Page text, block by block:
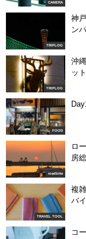
CAMERA
TRIPLOG
神戸 / Day1 / 餃
ン
TRIPLOG
沖
ッ
FOOD
roadbike
ロ
房
TRAVEL TOOL
複
バ
コ